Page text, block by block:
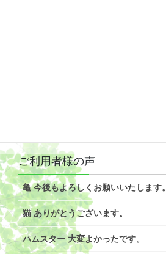
ご利用者様の声
亀 今後もよろしくお願いいたします。
猫 ありがとうございます。
ハムスター 大変よかったです。